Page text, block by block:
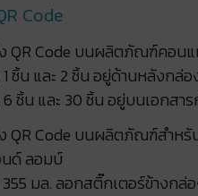
Code
QR Code บนผลิตภัณฑ์คอน
ชิ้น และ 2 ชิ้น อยู่ด้านหลังก
ชิ้น และ 30 ชิ้น อยู่บนเอกสา
QR Code บนผลิตภัณฑ์สำห
ด์ ลอมบ์​
มล. ลอกสติ๊กเตอร์ข้างก